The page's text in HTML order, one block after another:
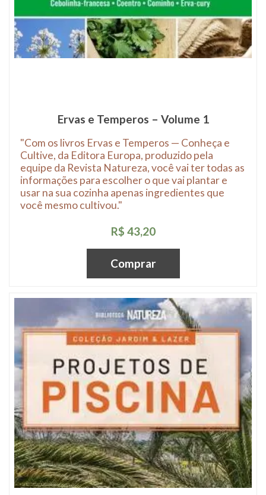
Ervas e Temperos – Volume 1
"Com os livros Ervas e Temperos — Conheça e
Cultive, da Editora Europa, produzido pela
equipe da Revista Natureza, você vai ter todas as
informações para escolher o que vai plantar e
usar na sua cozinha apenas ingredientes que
você mesmo cultivou."
R$ 43,20
Comprar